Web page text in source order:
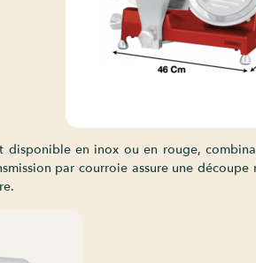
disponible en inox ou en rouge,
par courroie assure une